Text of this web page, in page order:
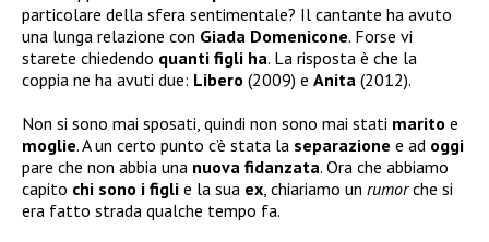
particolare della sfera sentimentale? Il cantante ha avuto
una lunga relazione con Giada Domenicone. Forse vi
starete chiedendo quanti figli ha. La risposta è che la
coppia ne ha avuti due: Libero (2009) e Anita (2012).
Non si sono mai sposati, quindi non sono mai stati marito e
moglie. A un certo punto c’è stata la separazione e ad oggi
pare che non abbia una nuova fidanzata. Ora che abbiamo
capito chi sono i figli e la sua ex, chiariamo un rumorche si
era fatto strada qualche tempo fa.